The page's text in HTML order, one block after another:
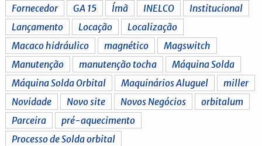
Fornecedor
GA 15 Ímã INELCO
Institucional
Lançamento
Locação
Localização
Macaco hidráulico
magnético
Magswitch
Manutenção
manutenção tocha
Máquina Solda
Máquina Solda Orbital
Maquinários Aluguel
miller
Novidade
Novo site Novos Negócios
orbitalum
Parceira
pré-aquecimento
Processo de Solda orbital